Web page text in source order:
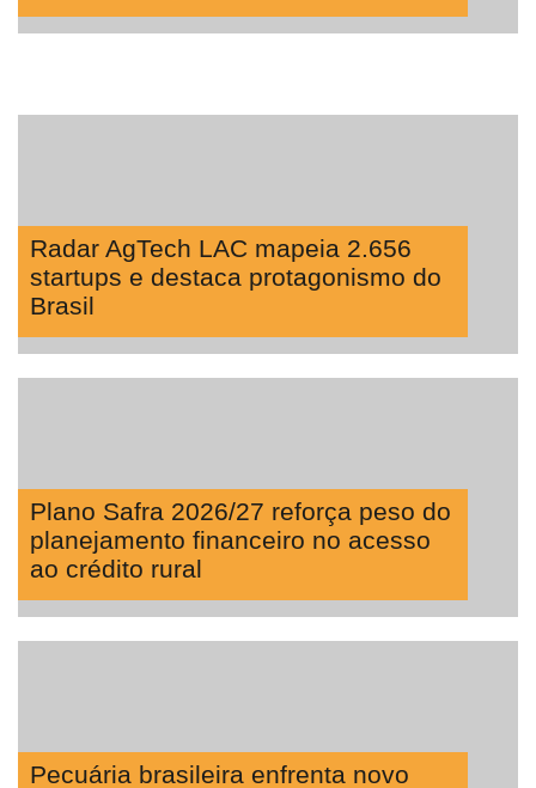
Radar AgTech LAC mapeia 2.656
startups e destaca protagonismo do
Brasil
Plano Safra 2026/27 reforça peso do
planejamento financeiro no acesso
ao crédito rural
Pecuária brasileira enfrenta novo